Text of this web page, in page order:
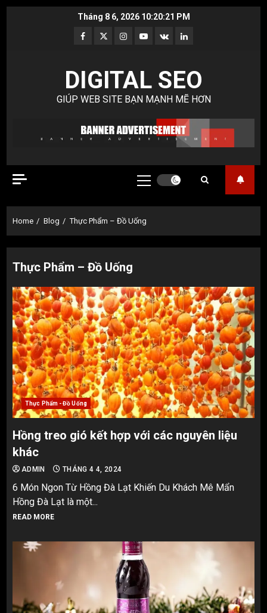
Tháng 8 6, 2026 10:20:22 PM
Facebook
TwitterInstagram
Youtube
VK LinkedIn
DIGITAL SEO
GIÚP WEB SITE BẠN MẠNH MẼ HƠN
Primary
Home Blog Thực Phẩm – Đồ Uống
Thực Phẩm – Đồ Uống
Thực Phẩm - Đồ Uống
Hồng treo gió kết hợp với các nguyên liệu
khác
ADMIN THÁNG 4 4, 2024
6 Món Ngon Từ Hồng Đà Lạt Khiến Du Khách Mê Mẩn
Hồng Đà Lạt là một...
READ MORE